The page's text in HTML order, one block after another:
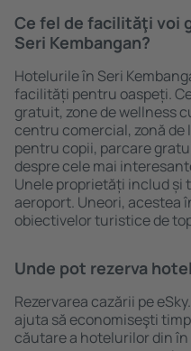
Ce fel de facilităţi voi
Seri Kembangan?
Hotelurile în Seri
facilități pentru oaspeți.
gratuit, zone de wellness
centru comercial, zonă de
pentru copii, parcare
despre cele mai
Unele proprietăți includ și
aeroport. Uneori, acestea
obiectivelor turistice de
Unde pot rezerva
Rezervarea cazării pe
ajuta să economiseşti
căutare a hotelurilor din în